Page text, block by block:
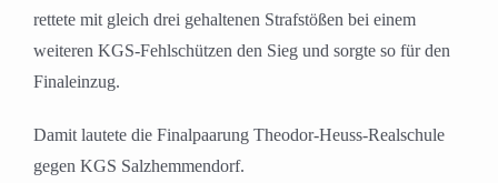
rettete mit gleich drei gehaltenen Strafstößen bei einem
weiteren KGS-Fehlschützen den Sieg und sorgte so für den
Finaleinzug.
Damit lautete die Finalpaarung Theodor-Heuss-Realschule
gegen KGS Salzhemmendorf.